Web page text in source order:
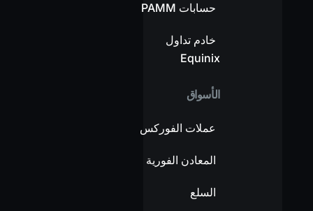
حسابات PAMM
خادم تداول
Equinix
الأسواق
عملات الفوركس
المعادن الفورية
السلع